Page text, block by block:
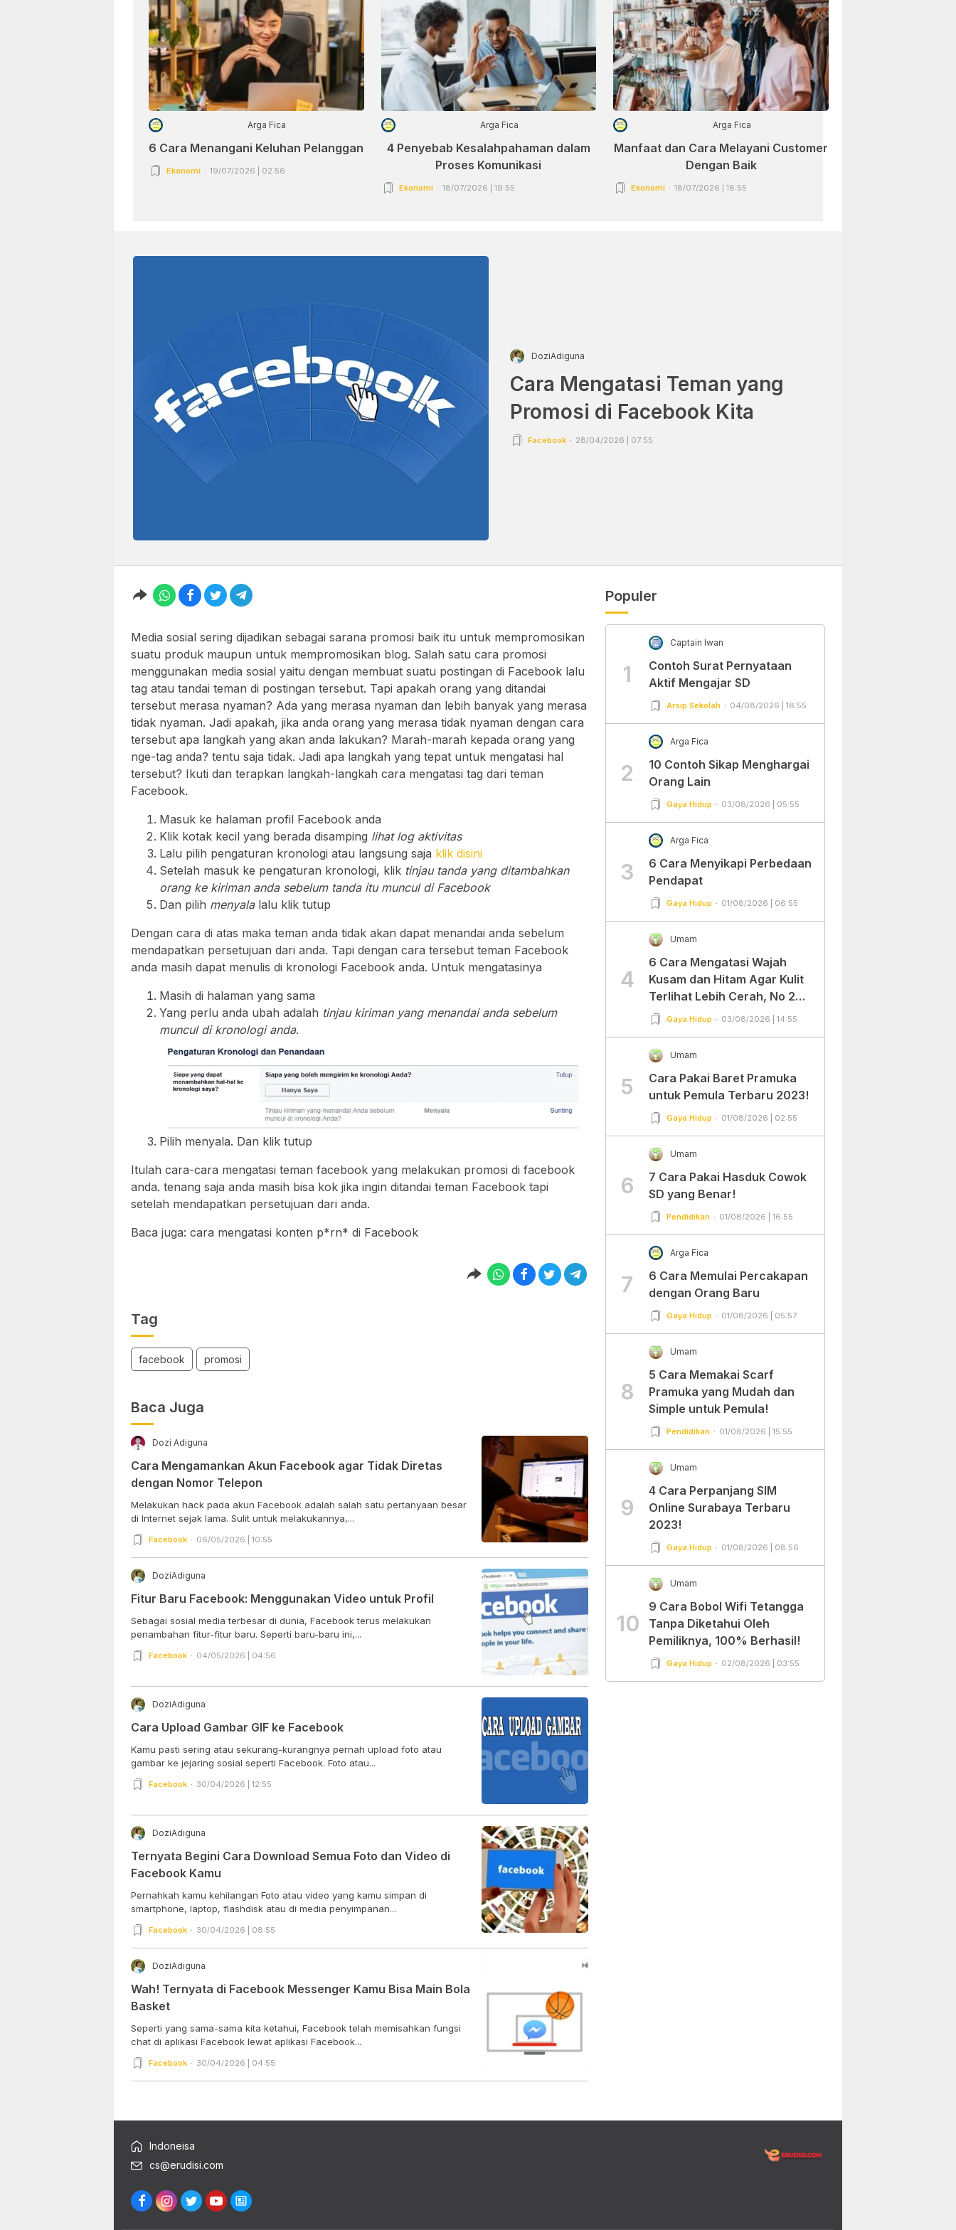
Arga Fica
6 Cara Menangani Keluhan Pelanggan
Ekonomi 19/07/2026 | 02:56
Arga Fica
4 Penyebab Kesalahpahaman dalam
Proses Komunikasi
Ekonomi 18/07/2026 | 19:55
Arga Fica
Manfaat dan Cara Melayani Customer
Dengan Baik
Ekonomi 18/07/2026 | 18:55
DoziAdiguna
Cara Mengatasi Teman yang
Promosi di Facebook Kita
Facebook 28/04/2026 | 07:55
Media sosial sering dijadikan sebagai sarana promosi baik itu untuk mempromosikan
suatu produk maupun untuk mempromosikan blog. Salah satu cara promosi
menggunakan media sosial yaitu dengan membuat suatu postingan di Facebook lalu
tag atau tandai teman di postingan tersebut. Tapi apakah orang yang ditandai
tersebut merasa nyaman? Ada yang merasa nyaman dan lebih banyak yang merasa
tidak nyaman. Jadi apakah, jika anda orang yang merasa tidak nyaman dengan cara
tersebut apa langkah yang akan anda lakukan? Marah-marah kepada orang yang
nge-tag anda? tentu saja tidak. Jadi apa langkah yang tepat untuk mengatasi hal
tersebut? Ikuti dan terapkan langkah-langkah cara mengatasi tag dari teman
Facebook.
Masuk ke halaman profil Facebook anda
Klik kotak kecil yang berada disamping lihat log aktivitas
Lalu pilih pengaturan kronologi atau langsung saja klik disini
Setelah masuk ke pengaturan kronologi, klik tinjau tanda yang ditambahkan
orang ke kiriman anda sebelum tanda itu muncul di Facebook
Dan pilih menyala lalu klik tutup
Dengan cara di atas maka teman anda tidak akan dapat menandai anda sebelum
mendapatkan persetujuan dari anda. Tapi dengan cara tersebut teman Facebook
anda masih dapat menulis di kronologi Facebook anda. Untuk mengatasinya
Masih di halaman yang sama
Yang perlu anda ubah adalah tinjau kiriman yang menandai anda sebelum
muncul di kronologi anda.
Pilih menyala. Dan klik tutup
Itulah cara-cara mengatasi teman facebook yang melakukan promosi di facebook
anda. tenang saja anda masih bisa kok jika ingin ditandai teman Facebook tapi
setelah mendapatkan persetujuan dari anda.
Baca juga: cara mengatasi konten p*rn* di Facebook
Tag
facebook promosi
Baca Juga
Dozi Adiguna
Cara Mengamankan Akun Facebook agar Tidak Diretas
dengan Nomor Telepon
Melakukan hack pada akun Facebook adalah salah satu pertanyaan besar
di Internet sejak lama. Sulit untuk melakukannya,...
Facebook 06/05/2026 | 10:55
DoziAdiguna
Fitur Baru Facebook: Menggunakan Video untuk Profil
Sebagai sosial media terbesar di dunia, Facebook terus melakukan
penambahan fitur-fitur baru. Seperti baru-baru ini,...
Facebook 04/05/2026 | 04:56
DoziAdiguna
Cara Upload Gambar GIF ke Facebook
Kamu pasti sering atau sekurang-kurangnya pernah upload foto atau
gambar ke jejaring sosial seperti Facebook. Foto atau...
Facebook 30/04/2026 | 12:55
DoziAdiguna
Ternyata Begini Cara Download Semua Foto dan Video di
Facebook Kamu
Pernahkah kamu kehilangan Foto atau video yang kamu simpan di
smartphone, laptop, flashdisk atau di media penyimpanan...
Facebook 30/04/2026 | 08:55
DoziAdiguna
Wah! Ternyata di Facebook Messenger Kamu Bisa Main Bola
Basket
Seperti yang sama-sama kita ketahui, Facebook telah memisahkan fungsi
chat di aplikasi Facebook lewat aplikasi Facebook...
Facebook 30/04/2026 | 04:55
Populer
1
Captain Iwan
Contoh Surat Pernyataan
Aktif Mengajar SD
Arsip Sekolah 04/08/2026 | 18:55
2
Arga Fica
10 Contoh Sikap Menghargai
Orang Lain
Gaya Hidup 03/08/2026 | 05:55
3
Arga Fica
6 Cara Menyikapi Perbedaan
Pendapat
Gaya Hidup 01/08/2026 | 06:55
4
Umam
6 Cara Mengatasi Wajah
Kusam dan Hitam Agar Kulit
Terlihat Lebih Cerah, No 2
Gampang Banget dan Mudah
Gaya Hidup 03/08/2026 | 14:55
5
Umam
Cara Pakai Baret Pramuka
untuk Pemula Terbaru 2023!
Gaya Hidup 01/08/2026 | 02:55
6
Umam
7 Cara Pakai Hasduk Cowok
SD yang Benar!
Pendidikan 01/08/2026 | 16:55
7
Arga Fica
6 Cara Memulai Percakapan
dengan Orang Baru
Gaya Hidup 01/08/2026 | 05:57
8
Umam
5 Cara Memakai Scarf
Pramuka yang Mudah dan
Simple untuk Pemula!
Pendidikan 01/08/2026 | 15:55
9
Umam
4 Cara Perpanjang SIM
Online Surabaya Terbaru
2023!
Gaya Hidup 01/08/2026 | 08:56
10
Umam
9 Cara Bobol Wifi Tetangga
Tanpa Diketahui Oleh
Pemiliknya, 100% Berhasil!
Gaya Hidup 02/08/2026 | 03:55
Indoneisa
cs@erudisi.com